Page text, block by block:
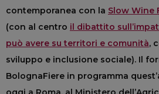
contemporanea con la Slow Wine
(con al centro il dibattito
può avere su territori e comunità,
sviluppo e inclusione sociale). Il
BolognaFiere in programma